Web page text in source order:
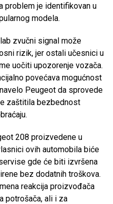
problem je identifikovan u
modela.
zvučni signal može
rizik, jer ostali učesnici u
uočiti upozorenje vozača.
povećava mogućnost
Peugeot da sprovede
zaštitila bezbednost
208 proizvedene u
ovih automobila biće
gde će biti izvršena
bez dodatnih troškova.
reakcija proizvođača
potrošača, ali i za